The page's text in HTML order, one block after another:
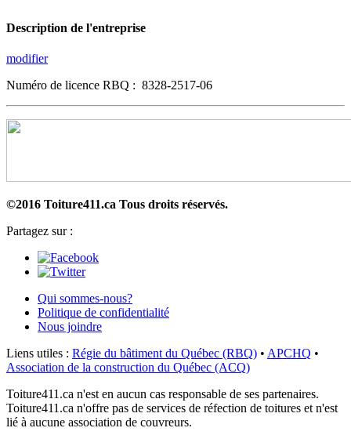
Description de l'entreprise
modifier
Numéro de licence RBQ : 8328-2517-06
©2016 Toiture411.ca Tous droits réservés.
Partagez sur :
Qui sommes-nous?
Politique de confidentialité
Nous joindre
Liens utiles : Régie du bâtiment du Québec (RBQ) • APCHQ •
Association de la construction du Québec (ACQ)
Toiture411.ca n'est en aucun cas responsable de ses partenaires.
Toiture411.ca n'offre pas de services de réfection de toitures et n'est
lié à aucune association de couvreurs.